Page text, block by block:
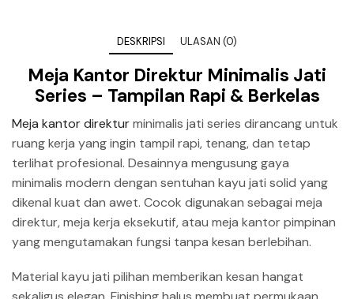
DESKRIPSI ULASAN (0)
Meja Kantor Direktur Minimalis Jati
Series – Tampilan Rapi & Berkelas
Meja kantor direkturminimalis jati series dirancang untuk
ruang kerja yang ingin tampil rapi, tenang, dan tetap
terlihat profesional. Desainnya mengusung gaya
minimalis modern dengan sentuhan kayu jati solid yang
dikenal kuat dan awet. Cocok digunakan sebagai meja
direktur, meja kerja eksekutif, atau meja kantor pimpinan
yang mengutamakan fungsi tanpa kesan berlebihan.
Material kayu jati pilihan memberikan kesan hangat